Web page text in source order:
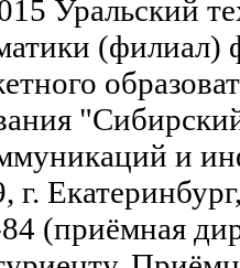
Уральский
(филиал)
и
г.
(приёмная